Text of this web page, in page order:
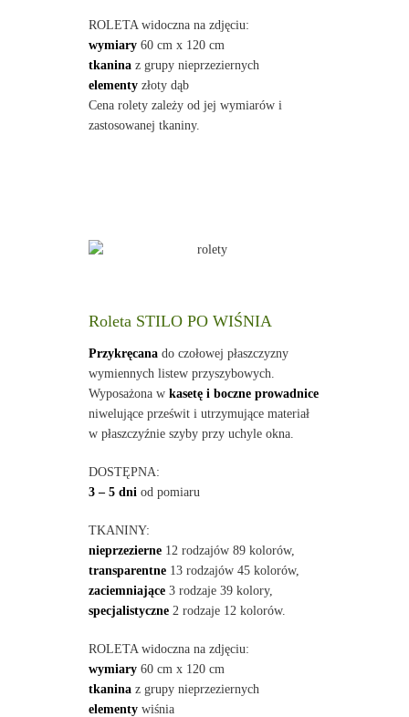
ROLETA widoczna na zdjęciu:
wymiary60 cm x 120 cm
tkaninaz grupy nieprzeziernych
elementyzłoty dąb
Cena rolety zależy od jej wymiarów i
zastosowanej tkaniny.
Roleta STILO PO WIŚNIA
Przykręcanado czołowej płaszczyzny
wymiennych listew przyszybowych.
Wyposażona w kasetę i boczne prowadnice
niwelujące prześwit i utrzymujące materiał
w płaszczyźnie szyby przy uchyle okna.
DOSTĘPNA:
3 – 5 dni od pomiaru
TKANINY:
nieprzezierne12 rodzajów 89 kolorów,
transparentne13 rodzajów 45 kolorów,
zaciemniające3 rodzaje 39 kolory,
specjalistyczne2 rodzaje 12 kolorów.
ROLETA widoczna na zdjęciu:
wymiary60 cm x 120 cm
tkaninaz grupy nieprzeziernych
elementywiśnia